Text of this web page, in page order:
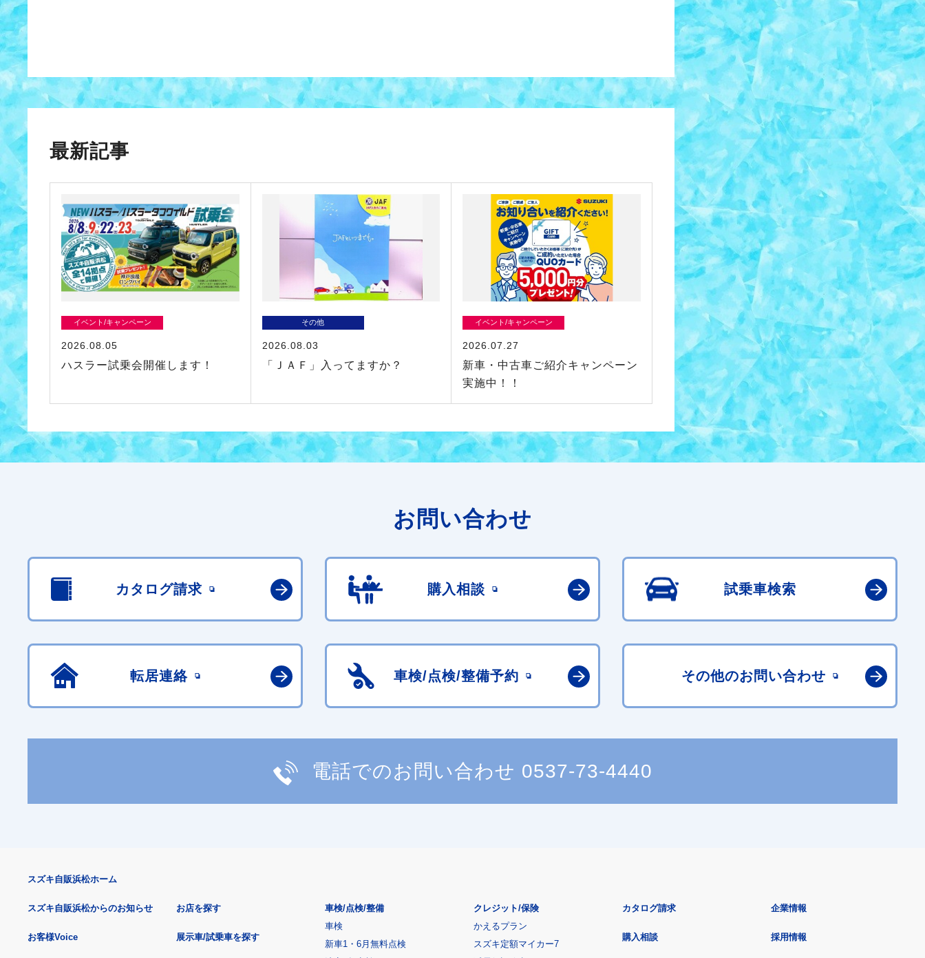
最新記事
イベント/キャンペーン
2026.08.05
ハスラー試乗会開催します！
その他
2026.08.03
「ＪＡＦ」入ってますか？
イベント/キャンペーン
2026.07.27
新車・中古車ご紹介キャンペーン
実施中！！
お問い合わせ
カタログ請求 購入相談 試乗車検索
転居連絡 車検/点検/整備予約 その他のお問い合わせ
電話でのお問い合わせ 0537-73-4440
スズキ自販浜松ホーム
スズキ自販浜松からのお知らせ
お客様Voice
お店を探す
展示車/試乗車を探す
車検/点検/整備
車検
新車1・6月無料点検
クレジット/保険
かえるプラン
スズキ定額マイカー7
カタログ請求
購入相談
企業情報
採用情報